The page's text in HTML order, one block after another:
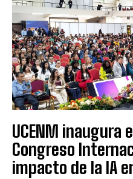
UCENM inaugura
Congreso
impacto de la IA